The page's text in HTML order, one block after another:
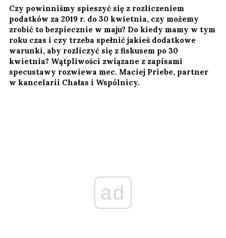
Czy powinniśmy spieszyć się z rozliczeniem
podatków za 2019 r. do 30 kwietnia, czy możemy
zrobić to bezpiecznie w maju? Do kiedy mamy w tym
roku czas i czy trzeba spełnić jakieś dodatkowe
warunki, aby rozliczyć się z fiskusem po 30
kwietnia? Wątpliwości związane z zapisami
specustawy rozwiewa mec. Maciej Priebe, partner
w kancelarii Chałas i Wspólnicy.
ad